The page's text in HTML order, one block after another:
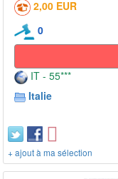
2,00 EUR
0
IT - 55***
Italie
+ ajout à ma sélection